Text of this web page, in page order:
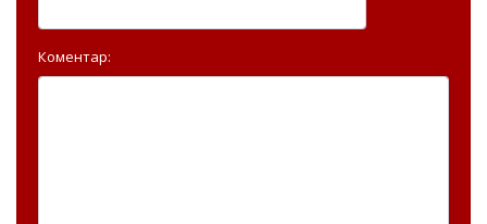
Коментар: